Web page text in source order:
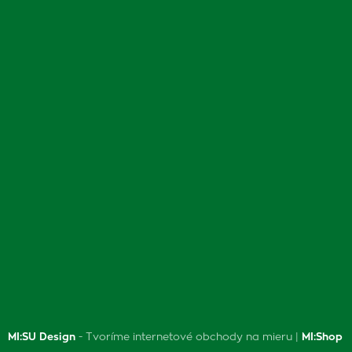
MI:SU Design - Tvoríme internetové obchody na mieru | MI:Shop